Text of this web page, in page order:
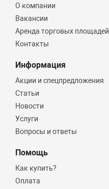
О компании
Вакансии
Аренда торговых площадей
Контакты
Информация
Акции и спецпредложения
Статьи
Новости
Услуги
Вопросы и ответы
Помощь
Как купить?
Оплата